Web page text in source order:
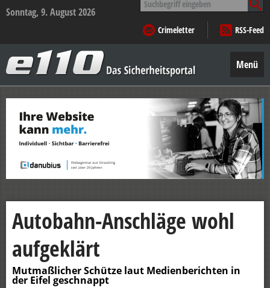
Sonntag, 9. August 2026
nach:
Crimeletter
RSS-Feed
–
Das
Sicherheitsportal
Menü
Zum
Inhalt
springen
Autobahn-Anschläge wohl
aufgeklärt
Mutmaßlicher Schütze laut Medienberichten in
der Eifel geschnappt